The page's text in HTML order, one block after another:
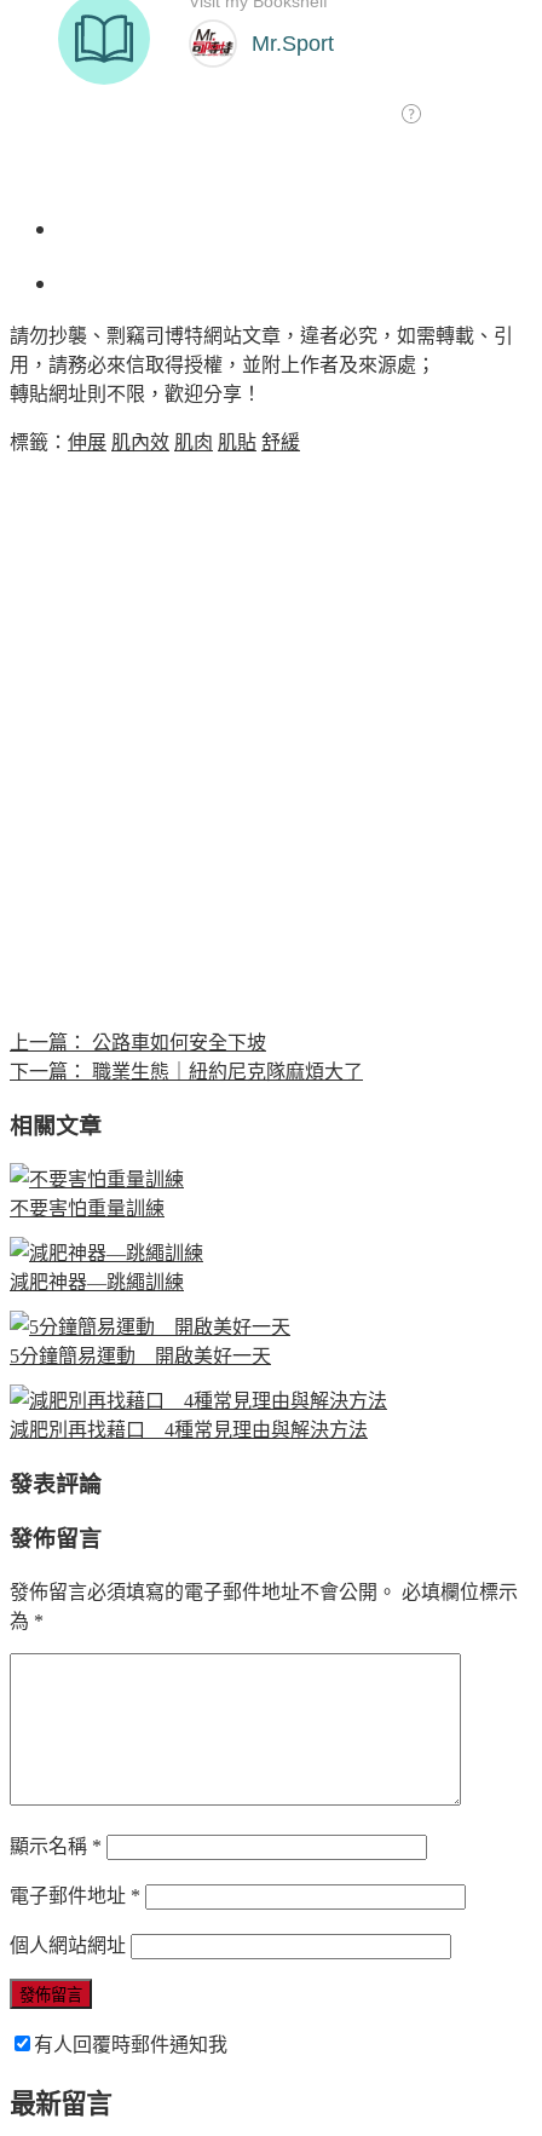
請勿抄襲、剽竊司博特網站文章，違者必究，如需轉載、引
用，請務必來信取得授權，並附上作者及來源處；
轉貼網址則不限，歡迎分享！
標籤： 伸展 肌內效 肌肉 肌貼 舒緩
上一篇：
公路車如何安全下坡
下一篇：
職業生態｜紐約尼克隊麻煩大了
相關文章
不要害怕重量訓練
減肥神器—跳繩訓練
5分鐘簡易運動 開啟美好一天
減肥別再找藉口 4種常見理由與解決方法
發表評論
發佈留言
發佈留言必須填寫的電子郵件地址不會公開。 必填欄位標示
為 *
顯示名稱 *
電子郵件地址 *
個人網站網址
有人回覆時郵件通知我
最新留言